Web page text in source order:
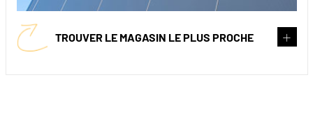
TROUVER LE MAGASIN LE PLUS PROCHE